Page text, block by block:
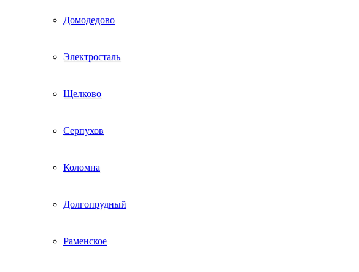
Домодедово
Электросталь
Щелково
Серпухов
Коломна
Долгопрудный
Раменское